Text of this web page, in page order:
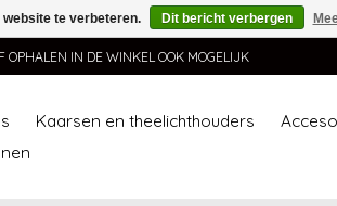
IN DE WINKEL OOK MOGELIJK
Kaarsen en theelichthouders
te verbeteren. Dit bericht verbergen